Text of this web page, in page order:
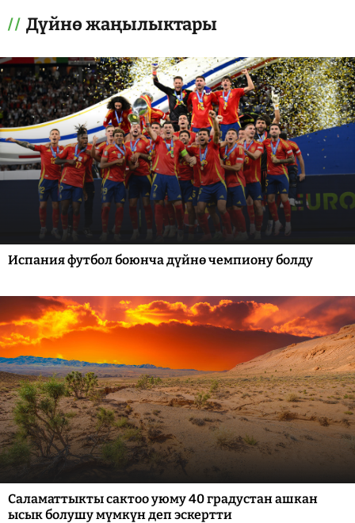
Дүйнө жаңылыктары
Испания футбол боюнча дүйнө чемпиону болду
Саламаттыкты сактоо уюму 40 градустан ашкан
ысык болушу мүмкүн деп эскертти